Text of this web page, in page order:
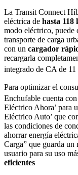
La Transit Connect
eléctrica de hasta 118
modo eléctrico, puede
transporte de carga
con un cargador
recargarla
integrado de CA de 11
Para optimizar el
Enchufable cuenta
Eléctrico Ahora’ para
Eléctrico Auto’ que
las condiciones de
ahorrar energía
Carga” que guarda
usuario para su uso
eficientes